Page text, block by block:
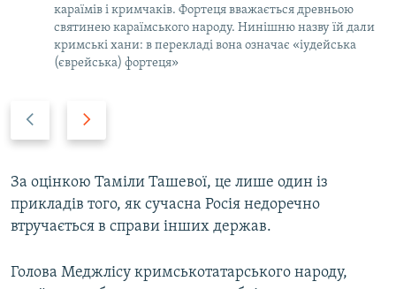
караїмів і кримчаків. Фортеця вважається древньою
святинею караїмського народу. Нинішню назву їй дали
кримські хани: в перекладі вона означає «іудейська
(єврейська) фортеця»
v
i
o
s
t
s
l
d
За оцінкою Таміли Ташевої, це лише один із
прикладів того, як сучасна Росія недоречно
втручається в справи інших держав.
Голова Меджлісу кримськотатарського народу,